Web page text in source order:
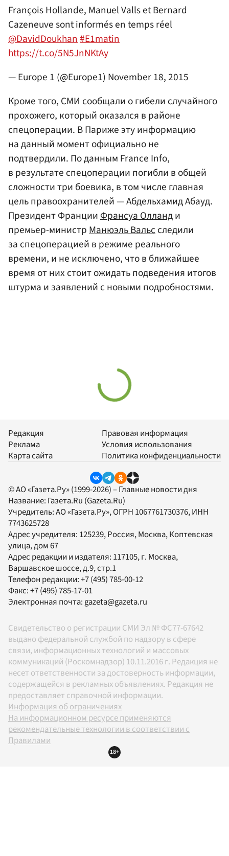
François Hollande, Manuel Valls et Bernard
Cazeneuve sont informés en temps réel
@DavidDoukhan#E1matin
https://t.co/5N5JnNKtAy
— Europe 1 (@Europe1) November 18, 2015
Кроме того, СМИ сообщали о гибели случайного
прохожего, который оказался в районе
спецоперации. В Париже эту информацию
на данный момент официально не
подтвердили. По данным France Info,
в результате спецоперации погибли в общей
сложности три боевика, в том числе главная
цель правоохранителей — Абдельхамид Абауд.
Президент ФранцииФрансуа Олланди
премьер-министрМанюэль Вальсследили
за спецоперацией в режиме реального
времени, и не исключено, что в ближайшее
время от них стоит ожидать подведения итогов
штурма и заявлений с новыми подробностями.
Редакция
Реклама
Карта сайта
Правовая информация
Условия использования
Политика конфиденциальности
© АО «Газета.Ру» (1999-2026) – Главные новости дня
Название: Газета.Ru (Gazeta.Ru)
Учредитель:АО «Газета.Ру», ОГРН 1067761730376, ИНН
7743625728
Адрес учредителя: 125239, Россия, Москва, Коптевская
улица, дом 67
Адрес редакции и издателя: 117105, г. Москва,
Варшавское шоссе, д.9, стр.1
Телефон редакции:+7 (495) 785-00-12
Факс:+7 (495) 785-17-01
Электронная почта:gazeta@gazeta.ru
Свидетельство о регистрации СМИ Эл № ФС77-67642
выдано федеральной службой по надзору в сфере
связи, информационных технологий и массовых
коммуникаций (Роскомнадзор) 10.11.2016 г. Редакция не
несет ответственности за достоверность информации,
содержащейся в рекламных объявлениях. Редакция не
предоставляет справочной информации.
Информация об ограничениях
На информационном ресурсе применяются
рекомендательные технологии в соответствии с
Правилами
18+